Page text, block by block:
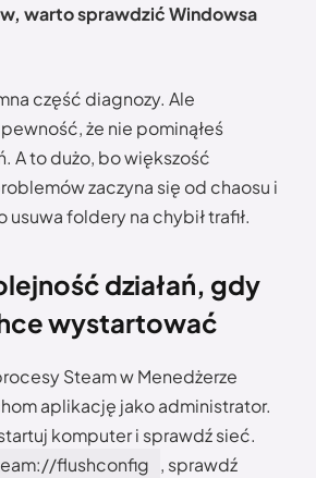
warto sprawdzić Windowsa
część diagnozy. Ale
że nie pominąłeś
A to dużo, bo większość
zaczyna się od chaosu i
usuwa foldery na chybił trafił.
działań, gdy
wystartować
Steam w Menedżerze
aplikację jako administrator.
komputer i sprawdź sieć.
flushconfig , sprawdź